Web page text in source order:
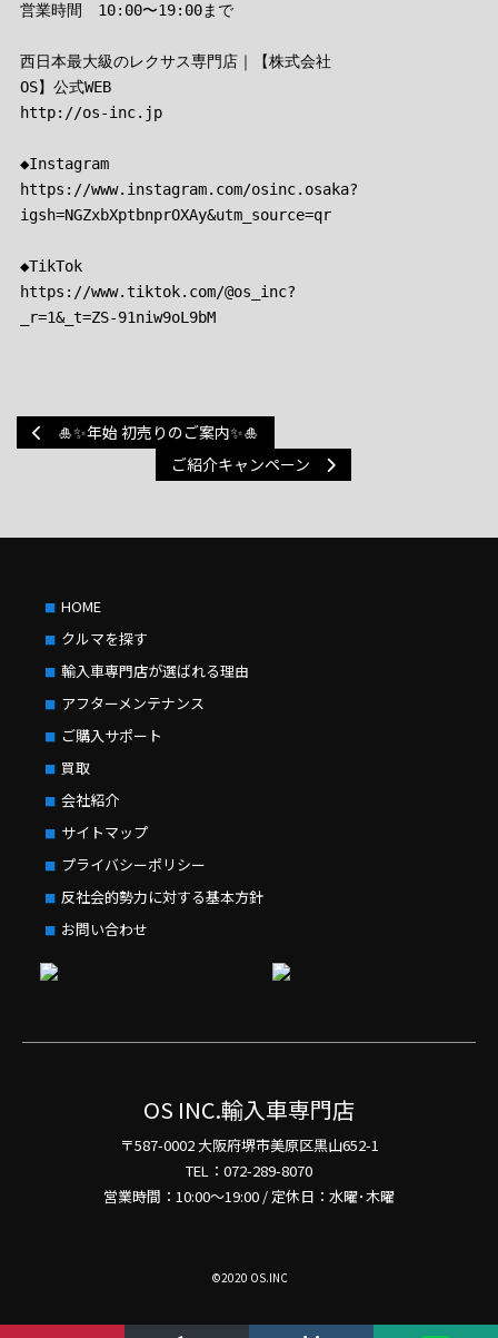
営業時間　10:00〜19:00まで
西日本最大級のレクサス専門店｜【株式会社
OS】公式WEB
http://os-inc.jp
◆Instagram
https://www.instagram.com/osinc.osaka?
igsh=NGZxbXptbnprOXAy&utm_source=qr
◆TikTok
https://www.tiktok.com/@os_inc?
_r=1&_t=ZS-91niw9oL9bM
🎍✨年始 初売りのご案内✨🎍
ご紹介キャンペーン
HOME
クルマを探す
輸入車専門店が選ばれる理由
アフターメンテナンス
ご購入サポート
買取
会社紹介
サイトマップ
プライバシーポリシー
反社会的勢力に対する基本方針
お問い合わせ
OS INC.輸入車専門店
〒587-0002 大阪府堺市美原区黒山652-1
TEL：072-289-8070
営業時間：10:00～19:00 / 定休日：水曜･木曜
©2020 OS.INC